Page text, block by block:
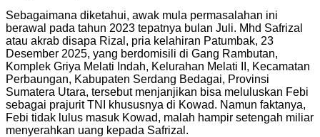
Sebagaimana diketahui, awak mula permasalahan ini
berawal pada tahun 2023 tepatnya bulan Juli. Mhd Safrizal
atau akrab disapa Rizal, pria kelahiran Patumbak, 23
Desember 2025, yang berdomisili di Gang Rambutan,
Komplek Griya Melati Indah, Kelurahan Melati II, Kecamatan
Perbaungan, Kabupaten Serdang Bedagai, Provinsi
Sumatera Utara, tersebut menjanjikan bisa meluluskan Febi
sebagai prajurit TNI khususnya di Kowad. Namun faktanya,
Febi tidak lulus masuk Kowad, malah hampir setengah miliar
menyerahkan uang kepada Safrizal.